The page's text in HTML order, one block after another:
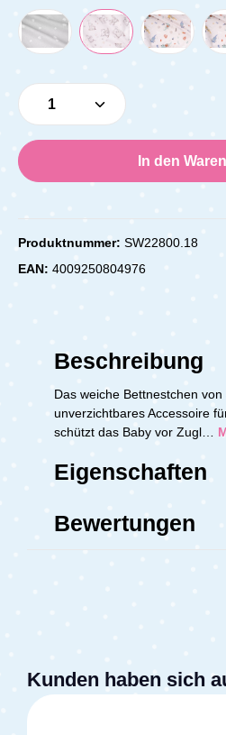
Produkt Anzahl: Gib
In den
Produktnummer: SW22800.18
EAN: 4009250804976
Beschreibung
Das weiche Bettnestchen
unverzichtbares Accessoire
schützt das Baby vor Zugl…
Eigenschaften
Bewertungen
Kunden haben sich